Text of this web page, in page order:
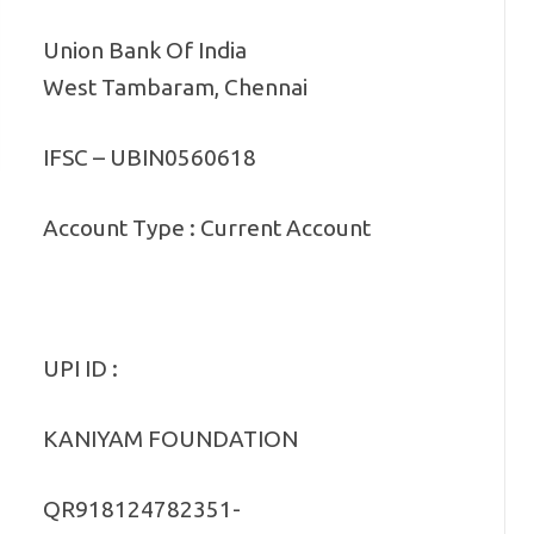
Union Bank Of India
West Tambaram, Chennai
IFSC – UBIN0560618
Account Type : Current Account
UPI ID :
KANIYAM FOUNDATION
QR918124782351-